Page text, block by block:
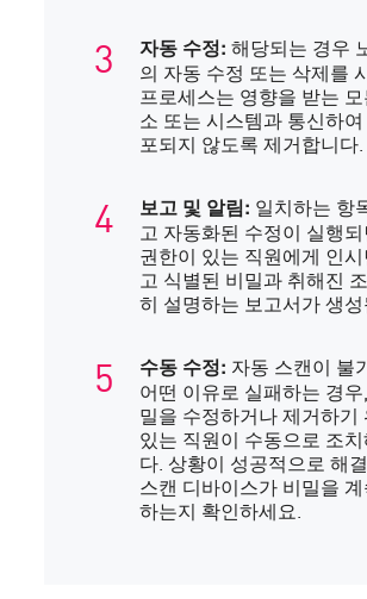
자동 수정: 해당되는 경우
의 자동 수정 또는 삭제를
프로세스는 영향을 받는
소 또는 시스템과 통신하
포되지 않도록 제거합니다.
보고 및 알림: 일치하는 항
고 자동화된 수정이 실행
권한이 있는 직원에게 인
고 식별된 비밀과 취해진
히 설명하는 보고서가 생
수동 수정: 자동 스캔이 불
어떤 이유로 실패하는 경
밀을 수정하거나 제거하기
있는 직원이 수동으로 조
다. 상황이 성공적으로 해
스캔 디바이스가 비밀을
하는지 확인하세요.